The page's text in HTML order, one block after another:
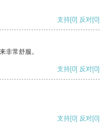
支持[0] 反对[0]
非常舒服。
支持[0] 反对[0]
支持[0] 反对[0]